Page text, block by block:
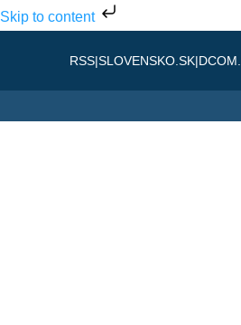
Skip to content
RSS|SLOVENSKO.SK|